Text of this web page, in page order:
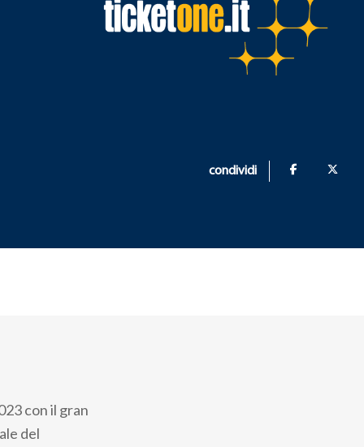
condividi
con il gran
del